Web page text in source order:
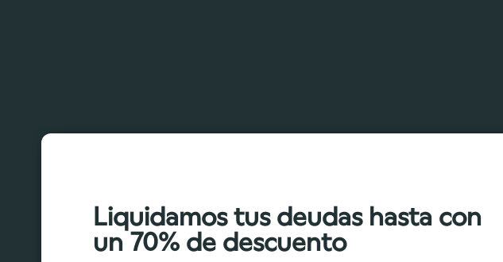
Liquidamos tus deudas hasta con
un 70% de descuento